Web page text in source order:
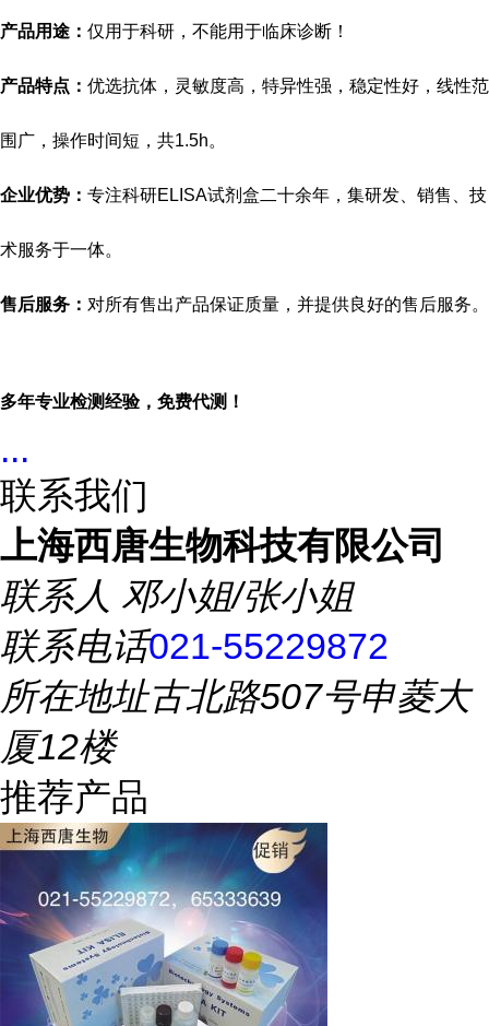
产品用途： 仅用于科研，不能用于临床诊断！
产品特点： 优选抗体，灵敏度高，特异性强，稳定性好，线性范
围广，操作时间短，共1.5h。
企业优势： 专注科研ELISA试剂盒二十余年，集研发、销售、技
术服务于一体。
售后服务： 对所有售出产品保证质量，并提供良好的售后服务。
多年专业检测经验，免费代测！
...
联系我们
上海西唐生物科技有限公司
联系人 邓小姐/张小姐
联系电话021-55229872
所在地址古北路507号申菱大
厦12楼
推荐产品